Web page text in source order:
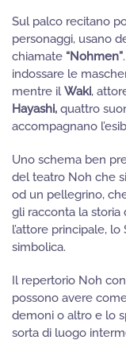
Sul palco recitano
personaggi, usano
chiamate “Nohmen”
indossare le
mentre ilWaki,
Hayashi, quattro
accompagnano
Uno schema ben
del teatro Noh che
od un pellegrino,
gli racconta la
l’attore principale,
simbolica.
Il repertorio Noh
possono avere
demoni o altro e lo
sorta di luogo